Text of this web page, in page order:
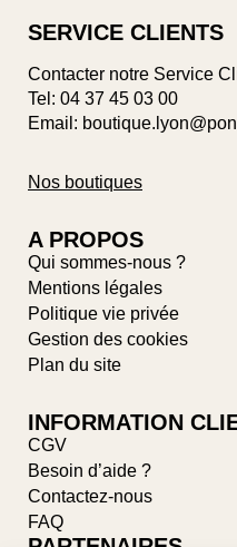
SERVICE CLIENTS
Contacter notre Service
Tel: 04 37 45 03 00
Email:
Nos boutiques
A PROPOS
Qui sommes-nous ?
Mentions légales
Politique vie privée
Gestion des cookies
Plan du site
INFORMATION
CGV
Besoin d’aide ?
Contactez-nous
FAQ